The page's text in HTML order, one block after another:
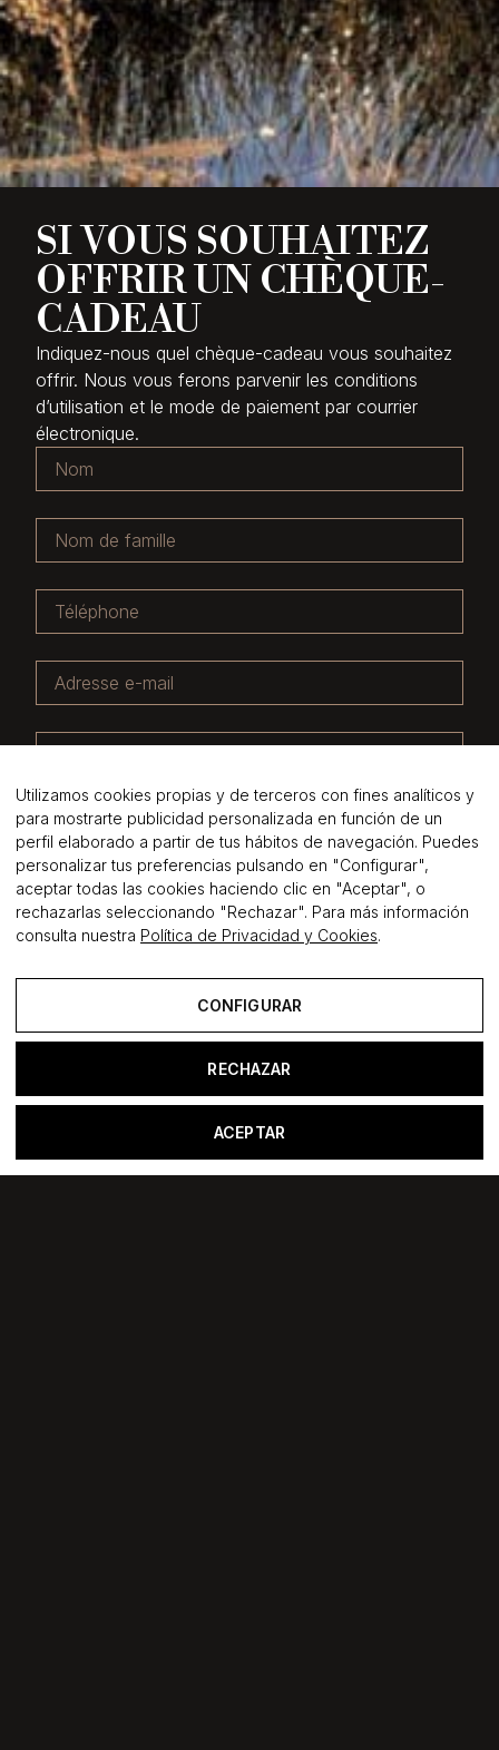
SI VOUS SOUHAITEZ
OFFRIR UN CHÈQUE-
CADEAU
Indiquez-nous quel chèque-cadeau vous souhaitez
offrir. Nous vous ferons parvenir les conditions
d’utilisation et le mode de paiement par courrier
électronique.
J'accepte la gestion de mes données comme indiqué
dans la politique de confidentialité.
ENVOYER
Utilizamos cookies propias y de terceros con fines analíticos y
para mostrarte publicidad personalizada en función de un
perfil elaborado a partir de tus hábitos de navegación. Puedes
personalizar tus preferencias pulsando en "Configurar",
aceptar todas las cookies haciendo clic en "Aceptar", o
rechazarlas seleccionando "Rechazar". Para más información
consulta nuestra Política de Privacidad y Cookies.
CONFIGURAR
RECHAZAR
ACEPTAR